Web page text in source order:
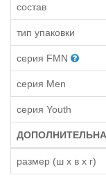
состав
тип упаковки
серия FMN
серия Men
серия Youth
размер (ш x в x г)